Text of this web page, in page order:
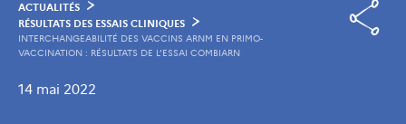
ACTUALITÉS
RÉSULTATS DES ESSAIS CLINIQUES
INTERCHANGEABILITÉ DES VACCINS ARNM EN PRIMO-
VACCINATION : RÉSULTATS DE L’ESSAI COMBIARN
14 mai 2022